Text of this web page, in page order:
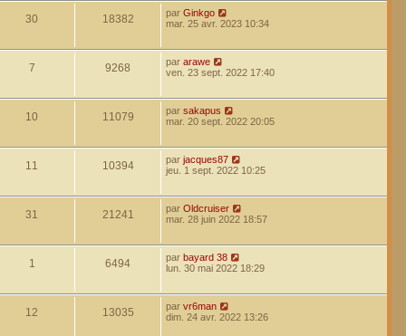
30 18382 par Ginkgo
mar. 25 avr. 2023 10:34
7 9268 par arawe
ven. 23 sept. 2022 17:40
10 11079 par sakapus
mar. 20 sept. 2022 20:05
11 10394 par jacques87
jeu. 1 sept. 2022 10:25
31 21241 par Oldcruiser
mar. 28 juin 2022 18:57
1 6494 par bayard 38
lun. 30 mai 2022 18:29
12 13035 par vr6man
dim. 24 avr. 2022 13:26